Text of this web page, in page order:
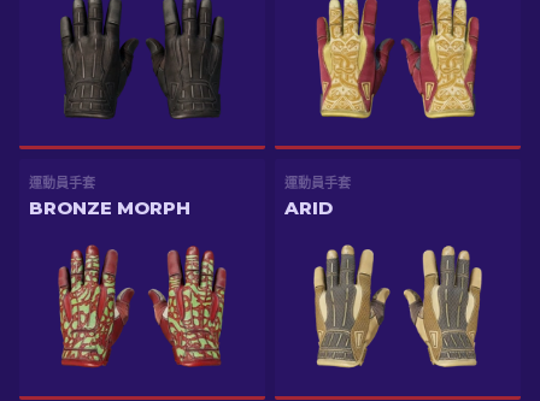
運動員手套
BRONZE MORPH
運動員手套
ARID